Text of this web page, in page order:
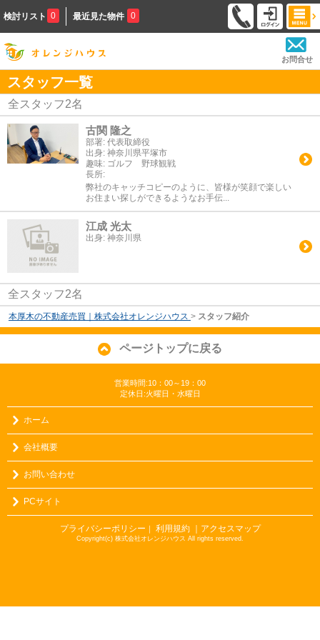
検討リスト 0 最近見た物件 0
お問合せ
スタッフ一覧
全スタッフ2名
古関 隆之
部署: 代表取締役
出身: 神奈川県平塚市
趣味: ゴルフ 野球観戦
長所:
弊社のキャッチコピーのように、皆様が笑顔で楽しい
お住まい探しができるようなお手伝...
江成 光太
出身: 神奈川県
全スタッフ2名
本厚木の不動産売買｜株式会社オレンジハウス > スタッフ紹介
ページトップに戻る
営業時間:10：00～19：00
定休日:火曜日・水曜日
ホーム
会社概要
お問い合わせ
PCサイト
プライバシーポリシー ｜ 利用規約 ｜アクセスマップ
Copyright(c) 株式会社オレンジハウス All rights reserved.